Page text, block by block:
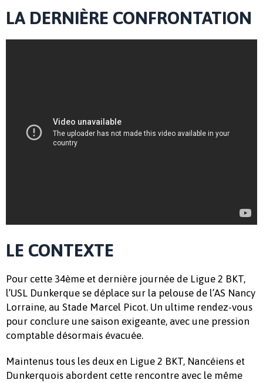
LA DERNIÈRE CONFRONTATION
LE CONTEXTE
Pour cette 34ème et dernière journée de Ligue 2 BKT,
l’USL Dunkerque se déplace sur la pelouse de l’AS Nancy
Lorraine, au Stade Marcel Picot. Un ultime rendez-vous
pour conclure une saison exigeante, avec une pression
comptable désormais évacuée.
Maintenus tous les deux en Ligue 2 BKT, Nancéiens et
Dunkerquois abordent cette rencontre avec le même